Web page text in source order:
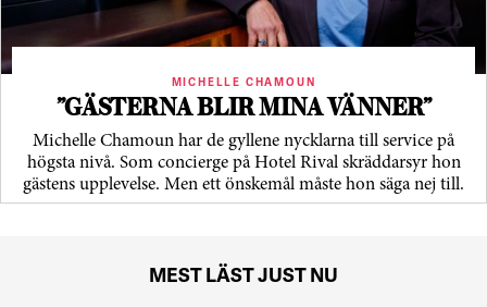
MICHELLE CHAMOUN
”GÄSTERNA BLIR MINA VÄNNER”
Michelle Chamoun har de gyllene nycklarna till service på
högsta nivå. Som concierge på Hotel Rival skräddarsyr hon
gästens upp­levelse. Men ett önskemål måste hon säga nej till.
MEST LÄST JUST NU